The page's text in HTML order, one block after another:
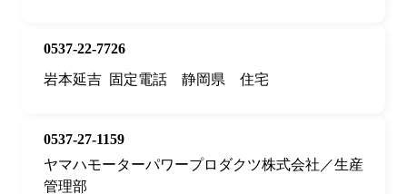
0537-22-7726
岩本延吉 固定電話 静岡県 住宅
0537-27-1159
ヤマハモーターパワープロダクツ株式会社／生産
管理部